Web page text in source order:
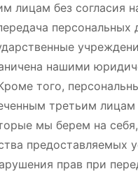
лицам без согласия
персональных
нашими
того,
третьим лицам
мы берем на
предоставляемых
прав при